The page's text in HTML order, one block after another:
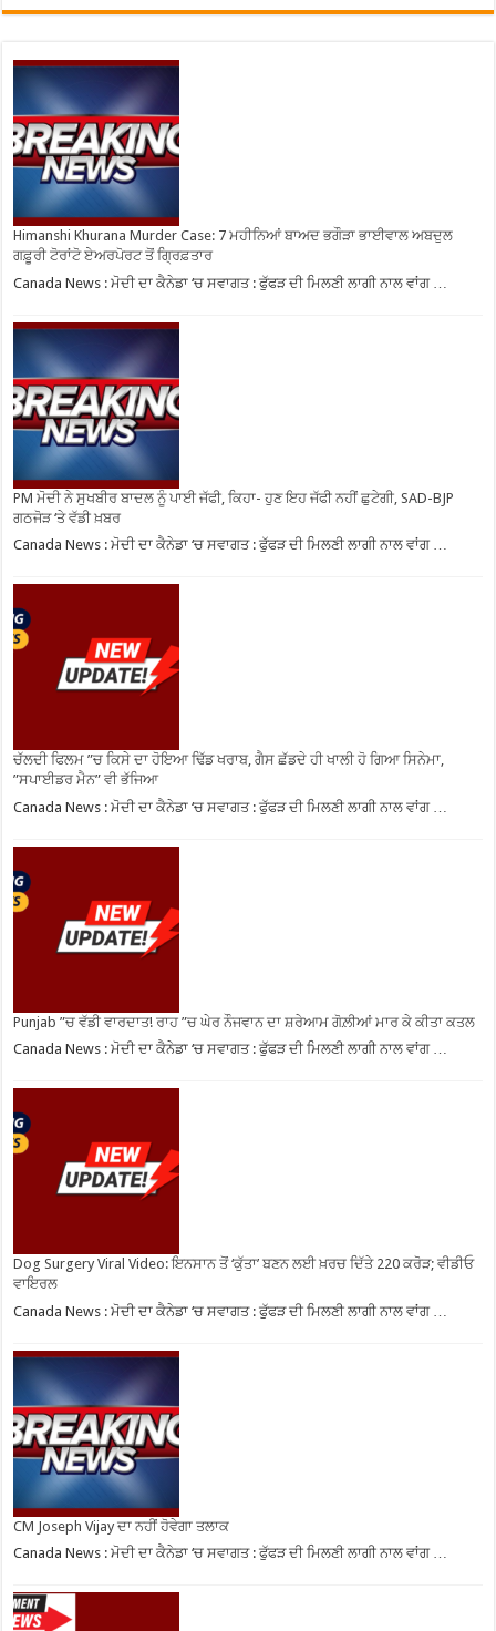
Himanshi Khurana Murder Case: 7 ਮਹੀਨਿਆਂ ਬਾਅਦ ਭਗੌੜਾ ਭਾਈਵਾਲ ਅਬਦੁਲ
ਗਫ਼ੂਰੀ ਟੋਰਾਂਟੋ ਏਅਰਪੋਰਟ ਤੋਂ ਗ੍ਰਿਫ਼ਤਾਰ
Canada News : ਮੋਦੀ ਦਾ ਕੈਨੇਡਾ ‘ਚ ਸਵਾਗਤ : ਫੁੱਫੜ ਦੀ ਮਿਲਣੀ ਲਾਗੀ ਨਾਲ ਵਾਂਗ …
PM ਮੋਦੀ ਨੇ ਸੁਖਬੀਰ ਬਾਦਲ ਨੂੰ ਪਾਈ ਜੱਫੀ, ਕਿਹਾ- ਹੁਣ ਇਹ ਜੱਫੀ ਨਹੀਂ ਛੁਟੇਗੀ, SAD-BJP
ਗਠਜੋੜ ‘ਤੇ ਵੱਡੀ ਖ਼ਬਰ
Canada News : ਮੋਦੀ ਦਾ ਕੈਨੇਡਾ ‘ਚ ਸਵਾਗਤ : ਫੁੱਫੜ ਦੀ ਮਿਲਣੀ ਲਾਗੀ ਨਾਲ ਵਾਂਗ …
ਚੱਲਦੀ ਫਿਲਮ ”ਚ ਕਿਸੇ ਦਾ ਹੋਇਆ ਢਿੱਡ ਖਰਾਬ, ਗੈਸ ਛੱਡਦੇ ਹੀ ਖਾਲੀ ਹੋ ਗਿਆ ਸਿਨੇਮਾ,
”ਸਪਾਈਡਰ ਮੈਨ” ਵੀ ਭੱਜਿਆ
Canada News : ਮੋਦੀ ਦਾ ਕੈਨੇਡਾ ‘ਚ ਸਵਾਗਤ : ਫੁੱਫੜ ਦੀ ਮਿਲਣੀ ਲਾਗੀ ਨਾਲ ਵਾਂਗ …
Punjab ”ਚ ਵੱਡੀ ਵਾਰਦਾਤ! ਰਾਹ ”ਚ ਘੇਰ ਨੌਜਵਾਨ ਦਾ ਸ਼ਰੇਆਮ ਗੋਲ਼ੀਆਂ ਮਾਰ ਕੇ ਕੀਤਾ ਕਤਲ
Canada News : ਮੋਦੀ ਦਾ ਕੈਨੇਡਾ ‘ਚ ਸਵਾਗਤ : ਫੁੱਫੜ ਦੀ ਮਿਲਣੀ ਲਾਗੀ ਨਾਲ ਵਾਂਗ …
Dog Surgery Viral Video: ਇਨਸਾਨ ਤੋਂ ‘ਕੁੱਤਾ’ ਬਣਨ ਲਈ ਖ਼ਰਚ ਦਿੱਤੇ 220 ਕਰੋੜ; ਵੀਡੀਓ
ਵਾਇਰਲ
Canada News : ਮੋਦੀ ਦਾ ਕੈਨੇਡਾ ‘ਚ ਸਵਾਗਤ : ਫੁੱਫੜ ਦੀ ਮਿਲਣੀ ਲਾਗੀ ਨਾਲ ਵਾਂਗ …
CM Joseph Vijay ਦਾ ਨਹੀਂ ਹੋਵੇਗਾ ਤਲਾਕ
Canada News : ਮੋਦੀ ਦਾ ਕੈਨੇਡਾ ‘ਚ ਸਵਾਗਤ : ਫੁੱਫੜ ਦੀ ਮਿਲਣੀ ਲਾਗੀ ਨਾਲ ਵਾਂਗ …